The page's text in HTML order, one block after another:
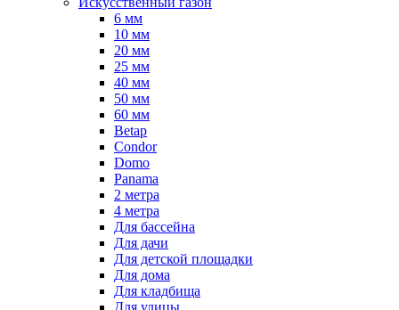
6 мм
10 мм
20 мм
25 мм
40 мм
50 мм
60 мм
Betap
Condor
Domo
Panama
2 метра
4 метра
Для бассейна
Для дачи
Для детской площадки
Для дома
Для кладбища
Для улицы